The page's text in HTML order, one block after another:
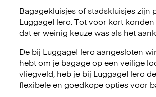
Bagagekluisjes of stadskluisjes zijn
LuggageHero. Tot voor kort
dat er weinig keuze was als het
De bij LuggageHero aangesloten
hebt om je bagage op een veilige
vliegveld, heb je bij LuggageHero
flexibele en goedkope opties voor